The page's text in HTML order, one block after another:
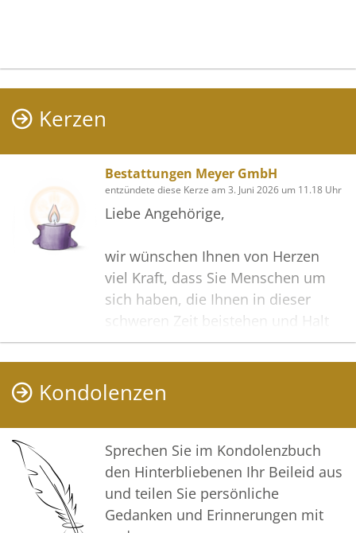
Kerzen
Bestattungen Meyer GmbH
entzündete diese Kerze am 3. Juni 2026 um 11.18 Uhr
Liebe Angehörige,
wir wünschen Ihnen von Herzen
viel Kraft, dass Sie Menschen um
sich haben, die Ihnen in dieser
schweren Zeit beistehen und Halt
geben. Zusätzlich können Sie auf
dieser Gedenkseite Erinnerungen
teilen und so das Andenken
gemeinsam wachhalten.
In tiefer Verbundenheit
Ihre Bestattungen Meyer GmbH
Kondolenzen
Sprechen Sie im Kondolenzbuch
den Hinterbliebenen Ihr Beileid aus
und teilen Sie persönliche
Gedanken und Erinnerungen mit